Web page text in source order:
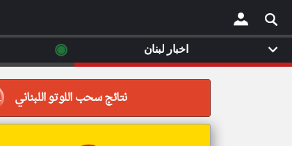
× نتائج سحب اللوتو اللبناني
اخبار لبنان ◉